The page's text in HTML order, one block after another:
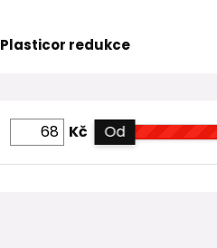
Plasticor redukce
Kč Od